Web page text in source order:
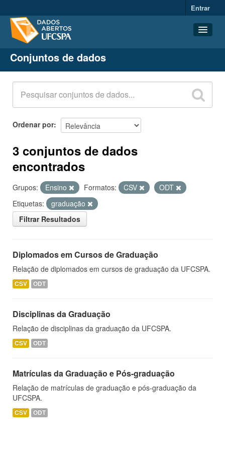
Entrar
Conjuntos de dados
Organizações
Grupos
Sobre
Conjuntos de dados
Ordenar por
3 conjuntos de dados
encontrados
Grupos: Ensino Formatos: CSV
ODT
Etiquetas:
graduação
Filtrar Resultados
Diplomados em Cursos de Graduação
Relação de diplomados em cursos de graduação da UFCSPA.
CSV ODT
Disciplinas da Graduação
Relação de disciplinas da graduação da UFCSPA.
CSV ODT
Matrículas da Graduação e Pós-graduação
Relação de matrículas de graduação e pós-graduação da
UFCSPA.
CSV ODT